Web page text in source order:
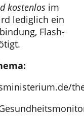
kostenlos im
lediglich ein
Flash-